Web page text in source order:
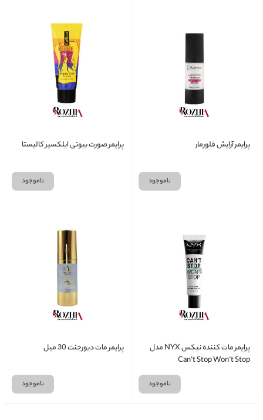
پرایمر آرایش فلورمار
ناموجود
پرایمر صورت بیوتی ایلکسیر کالیستا
ناموجود
پرایمر مات کننده نیکس NYX مدل
Can’t Stop Won’t Stop
ناموجود
پرایمر مات دیورجنت 30 میل
ناموجود